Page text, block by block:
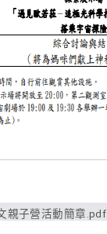
親子營活動簡章.pdf